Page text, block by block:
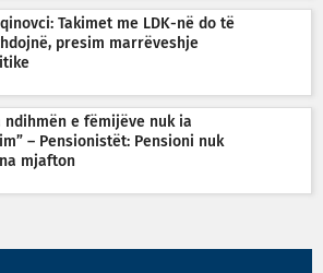
Takimet me LDK-në do të
presim marrëveshje
ndihmën e fëmijëve nuk ia
– Pensionistët: Pensioni nuk
mjafton